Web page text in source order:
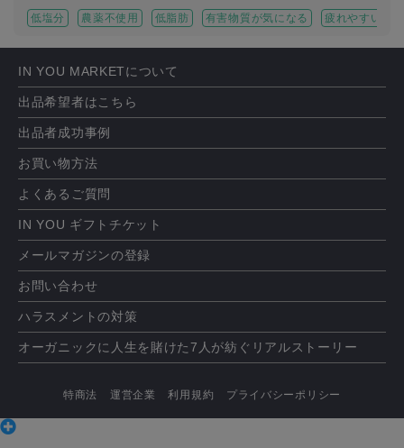
ルでいただくのがオス
スメ！
低塩分 農薬不使用 低脂肪 有害物質が気になる 疲れやすい・
IN YOU MARKETについて
出品希望者はこちら
出品者成功事例
お買い物方法
よくあるご質問
IN YOU ギフトチケット
メールマガジンの登録
お問い合わせ
ハラスメントの対策
オーガニックに人生を賭けた7人が紡ぐリアルストーリー
特商法 運営企業 利用規約 プライバシーポリシー